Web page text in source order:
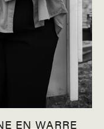
EN WARRE